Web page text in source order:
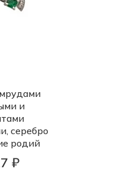
и
серебро
родий
₽